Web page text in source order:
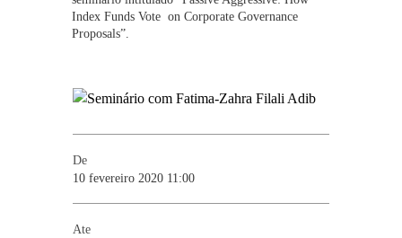
Index Funds Vote on Corporate Governance
Proposals”.
De
10 fevereiro 2020 11:00
Ate